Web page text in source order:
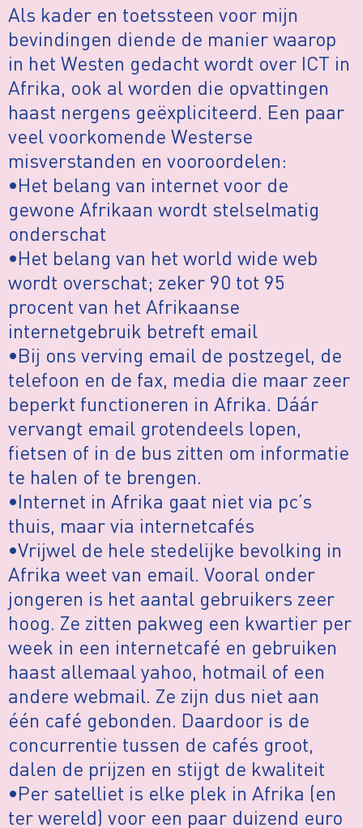
Als kader en toetssteen voor mijn
bevindingen diende de manier waarop
in het Westen gedacht wordt over ICT in
Afrika, ook al worden die opvattingen
haast nergens geëxpliciteerd. Een paar
veel voorkomende Westerse
misverstanden en vooroordelen:
•Het belang van internet voor de
gewone Afrikaan wordt stelselmatig
onderschat
•Het belang van het world wide web
wordt overschat; zeker 90 tot 95
procent van het Afrikaanse
internetgebruik betreft email
•Bij ons verving email de postzegel, de
telefoon en de fax, media die maar zeer
beperkt functioneren in Afrika. Dáár
vervangt email grotendeels lopen,
fietsen of in de bus zitten om informatie
te halen of te brengen.
•Internet in Afrika gaat niet via pc’s
thuis, maar via internetcafés
•Vrijwel de hele stedelijke bevolking in
Afrika weet van email. Vooral onder
jongeren is het aantal gebruikers zeer
hoog. Ze zitten pakweg een kwartier per
week in een internetcafé en gebruiken
haast allemaal yahoo, hotmail of een
andere webmail. Ze zijn dus niet aan
één café gebonden. Daardoor is de
concurrentie tussen de cafés groot,
dalen de prijzen en stijgt de kwaliteit
•Per satelliet is elke plek in Afrika (en
ter wereld) voor een paar duizend euro